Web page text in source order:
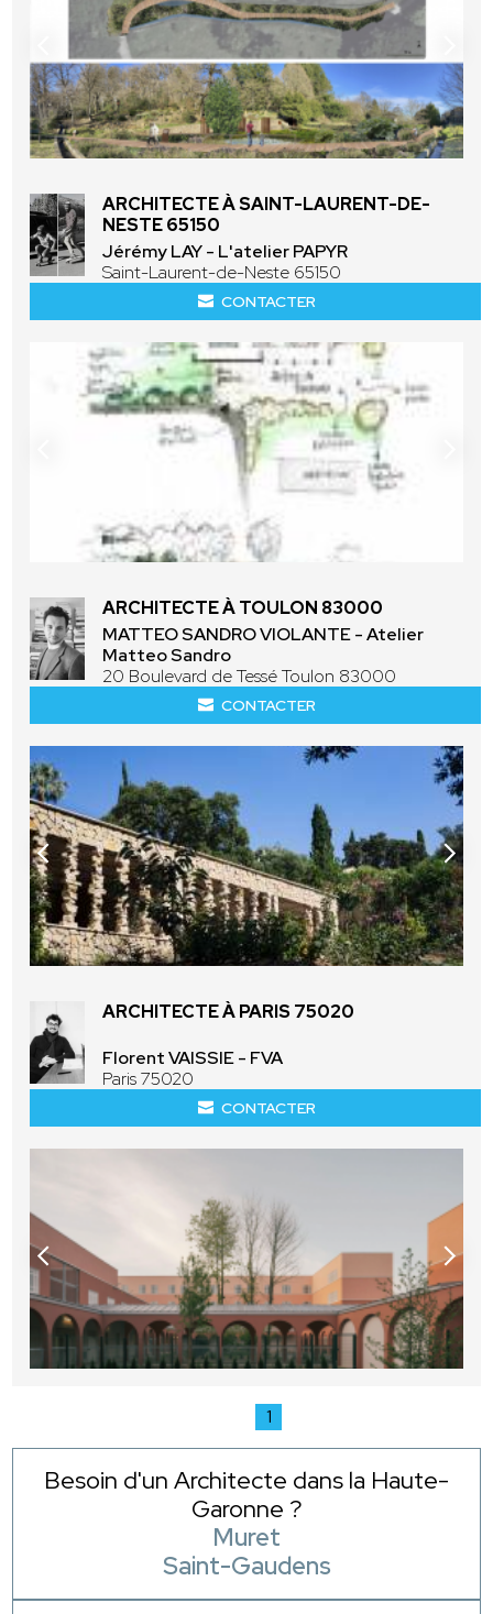
ARCHITECTE À SAINT-LAURENT-DE-
NESTE 65150
Jérémy LAY - L'atelier PAPYR
Saint-Laurent-de-Neste 65150
CONTACTER
ARCHITECTE À TOULON 83000
MATTEO SANDRO VIOLANTE - Atelier
Matteo Sandro
20 Boulevard de Tessé Toulon 83000
CONTACTER
ARCHITECTE À PARIS 75020
Florent VAISSIE - FVA
Paris 75020
CONTACTER
1
Besoin d'un Architecte dans la Haute-
Garonne ?
Muret
Saint-Gaudens